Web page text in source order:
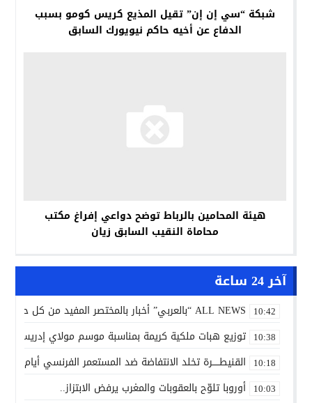
شبكة “سي إن إن” تقيل المذيع كريس كومو بسبب
الدفاع عن أخيه حاكم نيويورك السابق
هيئة المحامين بالرباط توضح دواعي إفراغ مكتب
محاماة النقيب السابق زيان
آخر 24 ساعة
10:42 ALL NEWS “بالعربي” أخبار بالمختصر المفيد من كل حدب وصوب
10:38 توزيع هبات ملكية كريمة بمناسبة موسم مولاي إدريس
10:18 القنيطـــــرة تخلد الانتفاضة ضد المستعمر الفرنسي أيام 7 و8 و9 غشت 1954.
10:03 أوروبا تلوّح بالعقوبات والمغرب يرفض الابتزاز..